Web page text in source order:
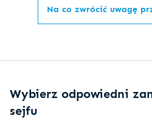
Na co zwrócić uwagę
Wybierz odpowiedni
sejfu